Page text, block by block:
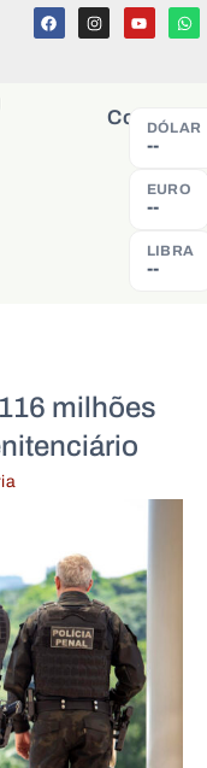
Cotação
DÓLAR
--
EURO
--
LIBRA
--
milhões